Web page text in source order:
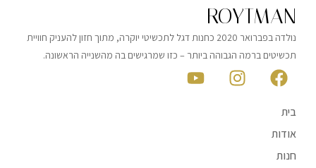
ROYTMAN
נולדה בפברואר 2020 כחנות דגל לתכשיטי יוקרה, מתוך חזון להעניק חוויית
תכשיטים ברמה הגבוהה ביותר – כזו שמרגישים בה מהשנייה הראשונה.
בית
אודות
חנות